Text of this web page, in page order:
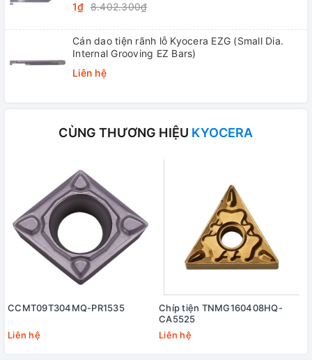
1₫ 8.402.300₫
Cán dao tiện rãnh lỗ Kyocera EZG (Small Dia.
Internal Grooving EZ Bars)
Liên hệ
CÙNG THƯƠNG HIỆU KYOCERA
CCMT09T304MQ-PR1535
Liên hệ
Chíp tiện TNMG160408HQ-
CA5525
Liên hệ